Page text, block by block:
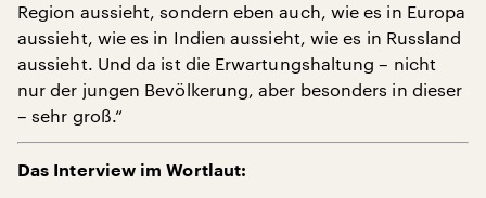
Region aussieht, sondern eben auch, wie es in Europa
aussieht, wie es in Indien aussieht, wie es in Russland
aussieht. Und da ist die Erwartungshaltung – nicht
nur der jungen Bevölkerung, aber besonders in dieser
– sehr groß.“
Das Interview im Wortlaut: